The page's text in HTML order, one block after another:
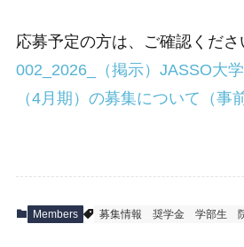
応募予定の方は、ご確認くださ
002_2026_（掲示）JASSO大
（4月期）の募集について（事
Members 募集情報 奨学金 学部生